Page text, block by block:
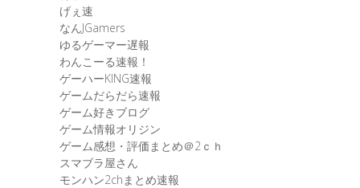
げぇ速
なんJGamers
ゆるゲーマー遅報
わんこーる速報！
ゲーハーKING速報
ゲームだらだら速報
ゲーム好きブログ
ゲーム情報オリジン
ゲーム感想・評価まとめ＠2ｃｈ
スマブラ屋さん
モンハン2chまとめ速報